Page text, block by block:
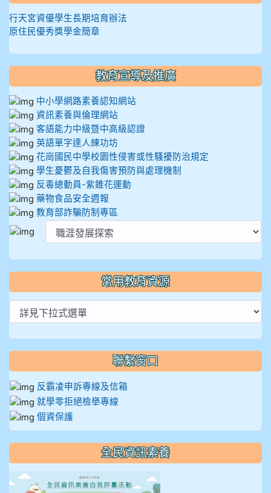
行天宮資優學生長期培育辦法
原住民優秀獎學金簡章
教育宣導及推廣
中小學網路素養認知網站
資訊素養與倫理網站
客語能力中級暨中高級認證
英語單字達人練功坊
花崗國民中學校園性侵害或性騷擾防治規定
學生憂鬱及自我傷害預防與處理機制
反毒總動員-紫錐花運動
藥物食品安全週報
教育部詐騙防制專區
常用教育資源
聯繫窗口
反霸凌申訴專線及信箱
就學零拒絕檢舉專線
個資保護
全民資訊素養